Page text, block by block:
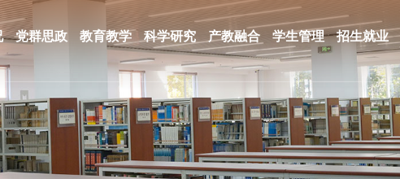
党群思政 教育教学 科学研究 产教融合 学生管理 招生就业